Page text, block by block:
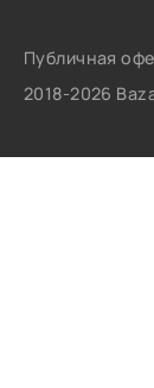
Публичная
2018-2026